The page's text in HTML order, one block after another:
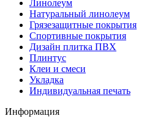
games
features.
Линолеум
Натуральный линолеум
Грязезащитные покрытия
Спортивные покрытия
Дизайн плитка ПВХ
Плинтус
Клеи и смеси
Укладка
Индивидуальная печать
Информация